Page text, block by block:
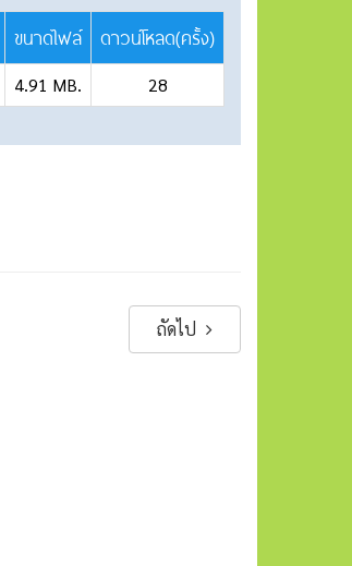
ขนาดไฟล์ ดาวน์โหลด(ครั้ง)
4.91 MB. 28
ถัดไป